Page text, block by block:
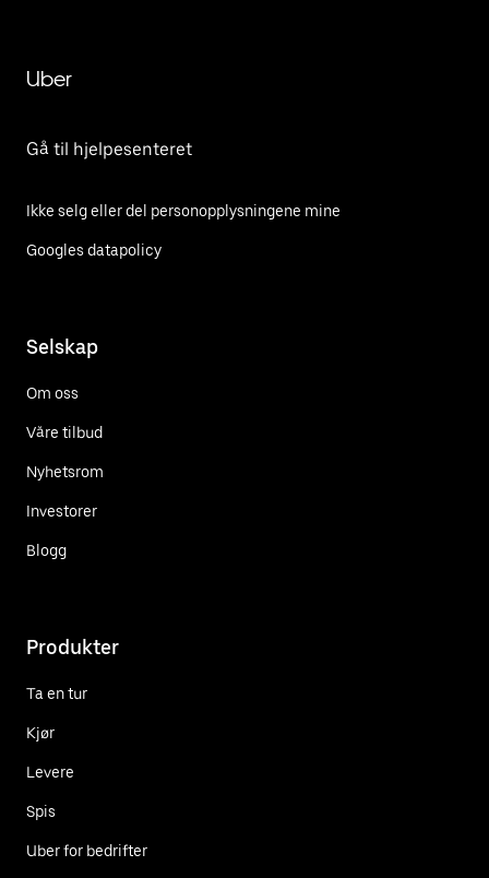
Uber
Gå til hjelpesenteret
Ikke selg eller del personopplysningene mine
Googles datapolicy
Selskap
Om oss
Våre tilbud
Nyhetsrom
Investorer
Blogg
Produkter
Ta en tur
Kjør
Levere
Spis
Uber for bedrifter